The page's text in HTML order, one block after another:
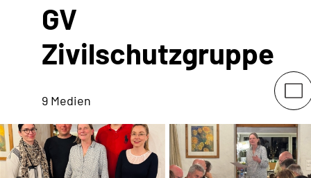
GV
Zivilschutzgruppe
9 Medien